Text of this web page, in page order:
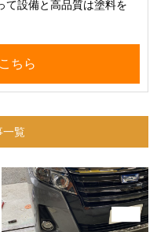
て設備と高品質は塗料を
ちら
一覧